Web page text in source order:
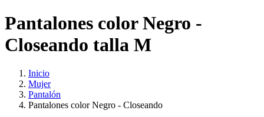
Pantalones color Negro -
Closeando talla M
Inicio
Mujer
Pantalón
Pantalones color Negro - Closeando